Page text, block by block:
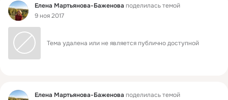
Фид Елена Мартьянова-Баженова поделилась темой
9 ноя 2017
Тема удалена или не является публично доступной
Фид Елена Мартьянова-Баженова поделилась темой